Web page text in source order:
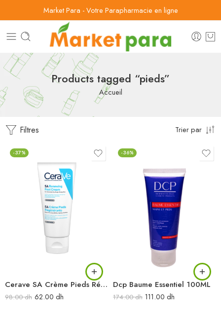
Market Para - Votre Parapharmacie en ligne
Products tagged “pieds”
Accueil
Filtres Trier par
-37%
Cerave SA Crème Pieds Régénérante 88 ml
98.00dh 62.00 dh
-36%
Dcp Baume Essentiel 100ML
174.00dh 111.00 dh